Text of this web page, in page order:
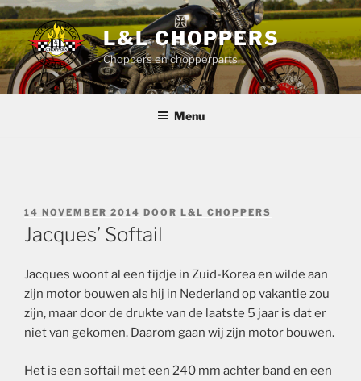
Ga
naar
de
inhoud
L&L CHOPPERS
Choppers en chopperparts
Menu
GEPLAATST
OP
14 NOVEMBER 2014 DOOR L&L CHOPPERS
Jacques’ Softail
Jacques woont al een tijdje in Zuid-Korea en wilde aan
zijn motor bouwen als hij in Nederland op vakantie zou
zijn, maar door de drukte van de laatste 5 jaar is dat er
niet van gekomen. Daarom gaan wij zijn motor bouwen.
Het is een softail met een 240 mm achter band en een